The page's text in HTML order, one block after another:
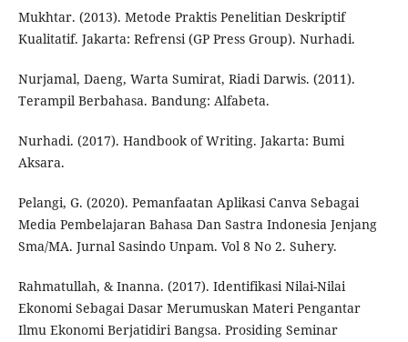
Mukhtar. (2013). Metode Praktis Penelitian Deskriptif
Kualitatif. Jakarta: Refrensi (GP Press Group). Nurhadi.
Nurjamal, Daeng, Warta Sumirat, Riadi Darwis. (2011).
Terampil Berbahasa. Bandung: Alfabeta.
Nurhadi. (2017). Handbook of Writing. Jakarta: Bumi
Aksara.
Pelangi, G. (2020). Pemanfaatan Aplikasi Canva Sebagai
Media Pembelajaran Bahasa Dan Sastra Indonesia Jenjang
Sma/MA. Jurnal Sasindo Unpam. Vol 8 No 2. Suhery.
Rahmatullah, & Inanna. (2017). Identifikasi Nilai-Nilai
Ekonomi Sebagai Dasar Merumuskan Materi Pengantar
Ilmu Ekonomi Berjatidiri Bangsa. Prosiding Seminar